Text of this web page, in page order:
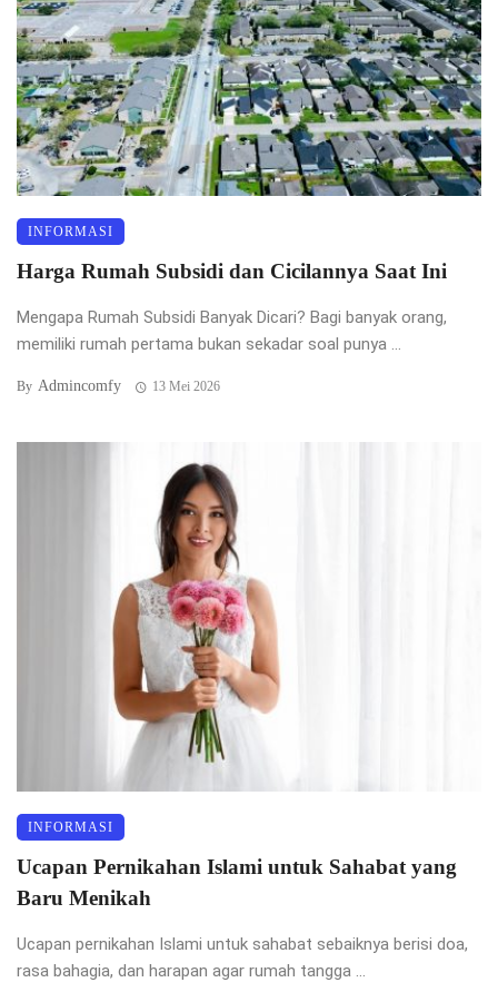
INFORMASI
Harga Rumah Subsidi dan Cicilannya Saat Ini
Mengapa Rumah Subsidi Banyak Dicari? Bagi banyak orang,
memiliki rumah pertama bukan sekadar soal punya ...
By Admincomfy 13 Mei 2026
INFORMASI
Ucapan Pernikahan Islami untuk Sahabat yang
Baru Menikah
Ucapan pernikahan Islami untuk sahabat sebaiknya berisi doa,
rasa bahagia, dan harapan agar rumah tangga ...